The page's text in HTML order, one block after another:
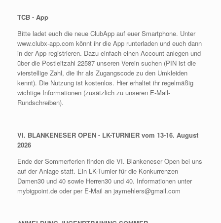
TCB - App
Bitte ladet euch die neue ClubApp auf euer Smartphone. Unter
www.clubx-app.com könnt ihr die App runterladen und euch dann
in der App registrieren. Dazu einfach einen Account anlegen und
über die Postleitzahl 22587 unseren Verein suchen (PIN ist die
vierstellige Zahl, die ihr als Zugangscode zu den Umkleiden
kennt). Die Nutzung ist kostenlos. Hier erhaltet ihr regelmäßig
wichtige Informationen (zusätzlich zu unseren E-Mail-
Rundschreiben).
VI. BLANKENESER OPEN - LK-TURNIER vom 13-16. August
2026
Ende der Sommerferien finden die VI. Blankeneser Open bei uns
auf der Anlage statt. Ein LK-Turnier für die Konkurrenzen
Damen30 und 40 sowie Herren30 und 40. Informationen unter
mybigpoint.de oder per E-Mail an jaymehlers@gmail.com